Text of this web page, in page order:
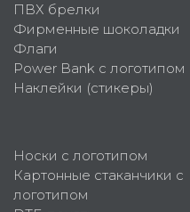
ПВХ брелки
Фирменные шоколадки
Флаги
Power Bank с логотипом
Наклейки (стикеры)
Носки с логотипом
Картонные стаканчики с
логотипом